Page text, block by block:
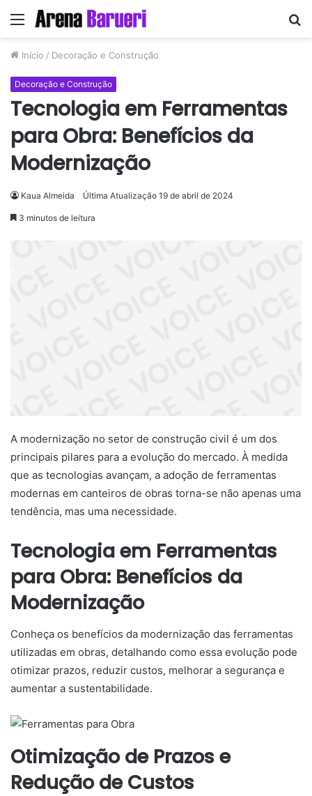
Menu
Início / Decoração e Construção
Decoração e Construção
Tecnologia em Ferramentas
para Obra: Benefícios da
Modernização
Kaua Almeida Última Atualização 19 de abril de 2024
3 minutos de leitura
A modernização no setor de construção civil é um dos
principais pilares para a evolução do mercado. À medida
que as tecnologias avançam, a adoção de ferramentas
modernas em canteiros de obras torna-se não apenas uma
tendência, mas uma necessidade.
Tecnologia em Ferramentas
para Obra: Benefícios da
Modernização
Conheça os benefícios da modernização das ferramentas
utilizadas em obras, detalhando como essa evolução pode
otimizar prazos, reduzir custos, melhorar a segurança e
aumentar a sustentabilidade.
Otimização de Prazos e
Redução de Custos